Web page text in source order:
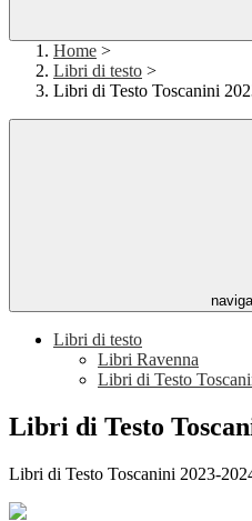
Home >
Libri di testo >
Libri di Testo Toscanini
Libri di testo
Libri Ravenna
Libri di Testo
Libri di Testo
Libri di Testo Toscanini 2023-